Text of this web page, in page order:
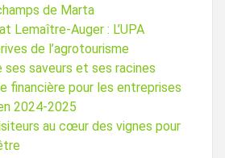
de Marta
Lemaître-Auger : L’UPA
de l’agrotourisme
ses saveurs et ses racines
financière pour les entreprises
2024-2025
au cœur des vignes pour